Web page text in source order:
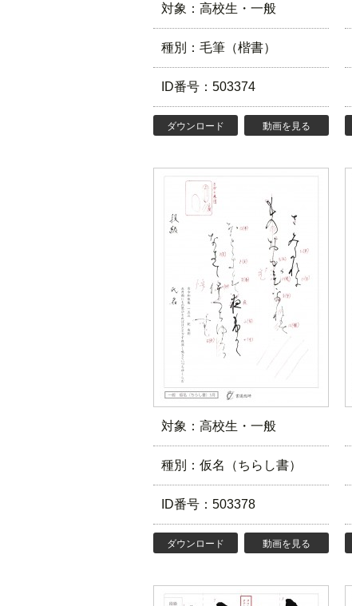
対象：高校生・一般
種別：毛筆（楷書）
ID番号：503374
ダウンロード 動画を見る
対象：高校生・一般
種別：仮名（ちらし書）
ID番号：503378
ダウンロード 動画を見る